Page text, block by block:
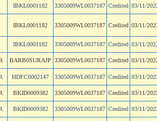
IBKL0001182 3305009WL0037187 Credited 03/11/
IBKL0001182 3305009WL0037187 Credited 03/11/
IBKL0001182 3305009WL0037187 Credited 03/11/
BARB0SURAJP 3305009WL0037187 Credited 03/11/
HDFC0002147 3305009WL0037187 Credited 03/11/
BKID0009382 3305009WL0037187 Credited 03/11/
BKID0009382 3305009WL0037187 Credited 03/11/